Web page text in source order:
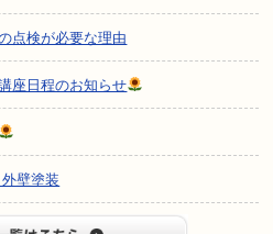
点検が必要な理由
座日程のお知らせ
壁塗装